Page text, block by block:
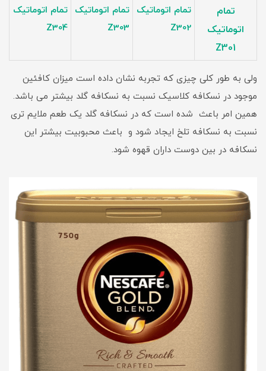
تمام
اتوماتیک
Z301
تمام اتوماتیک
Z302
تمام اتوماتیک
Z303
تمام اتوماتیک
Z304
ولی به طور کلی چیزی که تجربه نشان داده است میزان کافئین
موجود در نسکافه کلاسیک نسبت به نسکافه گلد بیشتر می باشد.
همین امر باعث شده است که در نسکافه گلد یک طعم ملایم تری
نسبت به نسکافه تلخ ایجاد شود و باعث محبوبیت بیشتر این
نسکافه در بین دوست داران قهوه شود.